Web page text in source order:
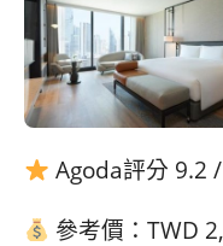
Agoda評分 9.2
參考價：TWD